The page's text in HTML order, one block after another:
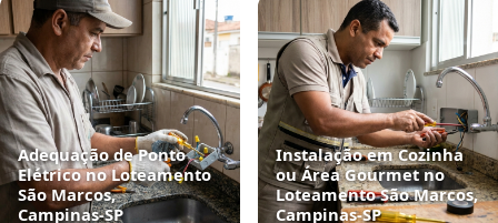
Adequação de Ponto
Elétrico no Loteamento
São Marcos,
Campinas‑SP
Instalação em Cozinha
ou Área Gourmet no
Loteamento São Marcos,
Campinas‑SP